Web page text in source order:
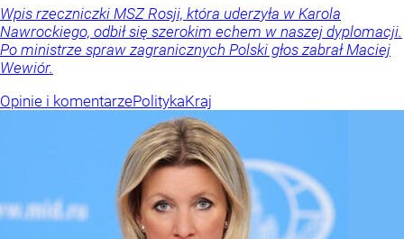
Wpis rzeczniczki MSZ Rosji, która uderzyła w Karola
Nawrockiego, odbił się szerokim echem w naszej dyplomacji.
Po ministrze spraw zagranicznych Polski głos zabrał Maciej
Wewiór.
Opinie i komentarzePolitykaKraj